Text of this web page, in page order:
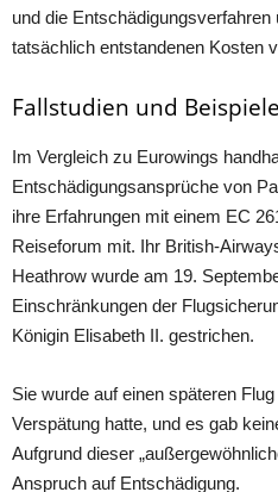
und die Entschädigungsverfahren
tatsächlich entstandenen Kosten
Fallstudien und Beispiele
Im Vergleich zu Eurowings
Entschädigungsansprüche von
ihre Erfahrungen mit einem EC
Reiseforum mit. Ihr British-
Heathrow wurde am 19.
Einschränkungen der
Königin Elisabeth II. gestrichen.
Sie wurde auf einen späteren
Verspätung hatte, und es gab
Aufgrund dieser
Anspruch auf Entschädigung.